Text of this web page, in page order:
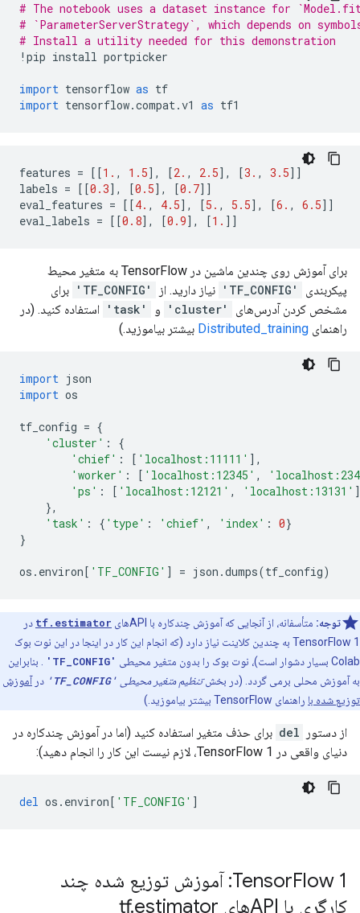
# The notebook uses a dataset instance for
# `ParameterServerStrategy`, which depends on
# Install a utility needed for this demonstration
! pip install portpicker
import tensorflow as tf
import tensorflow.compat.v1 as tf1
features = [[1. , 1.5], [2. , 2.5], [3. , 3.5]]
labels = [[0.3], [0.5], [0.7]]
eval_features = [[4. , 4.5], [5. , 5.5], [6. , 6.5]]
eval_labels = [[0.8], [0.9], [1. ]]
برای آموزش روی چندین ماشین در TensorFlow به متغیر محیط
پیکربندی
'TF_CONFIG' نیاز دارید. از 'TF_CONFIG'
برای
مشخص کردن آدرس‌های
'cluster' و 'task'
استفاده کنید. (در
راهنمای Distributed_training بیشتر بیاموزید.)
import json
import os
tf_config = {
'cluster' :
{
'chief' : [ 'localhost:11111' ],
'worker' : [ 'localhost:12345' ,
'ps' : [ 'localhost:12121' , 'localhost:13131'
},
'task' : { 'type' : 'chief' , 'index' : 0}
}
os . environ[ 'TF_CONFIG' ] = json .dumps(tf_config)
توجه: متأسفانه، از آنجایی که آموزش چندکاره با APIهای tf.estimator در
TensorFlow 1 به چندین کلاینت نیاز دارد (که انجام این کار در اینجا در این نوت بوک
Colab بسیار دشوار است)، نوت بوک را بدون متغیر محیطی
'TF_CONFIG'
. بنابراین
به آموزش محلی برمی گردد. (در بخشتنظیم متغیر محیطی 'TF_CONFIG' درآموزش
توزیع شده با راهنمای TensorFlow بیشتر بیاموزید.)
از دستور del برای حذف متغیر استفاده کنید (اما در آموزش چندکاره در
دنیای واقعی در TensorFlow 1، لازم نیست این کار را انجام دهید):
del os . environ[ 'TF_CONFIG' ]
TensorFlow 1: آموزش توزیع شده چند
کارگری با APIهای tf
.estimator